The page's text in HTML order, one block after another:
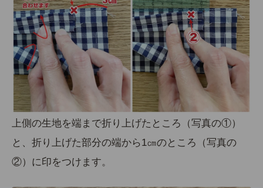
上側の生地を端まで折り上げたところ（写真の①）
と、折り上げた部分の端から1㎝のところ（写真の
②）に印をつけます。